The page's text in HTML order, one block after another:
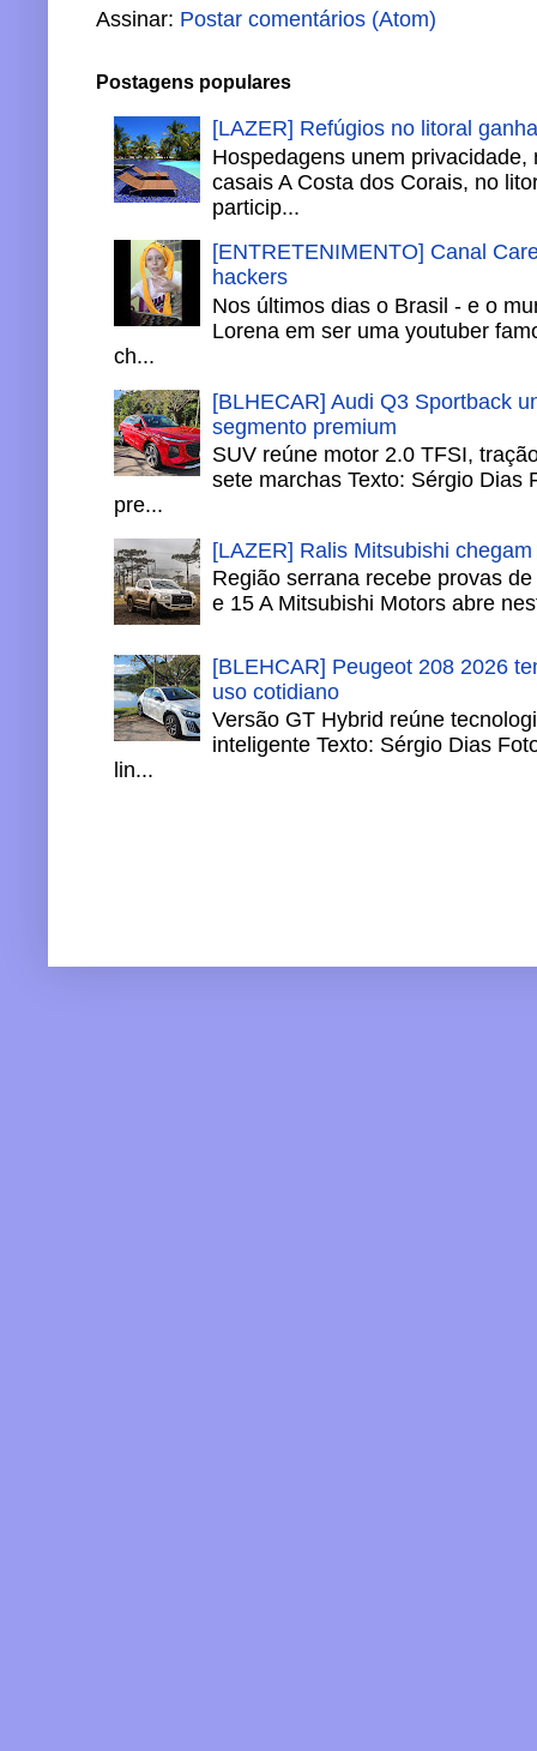
Assinar: Postar comentários (Atom)
Postagens populares
[LAZER] Refúgios no litoral
Hospedagens unem
casais A Costa dos Corais, no
particip...
[ENTRETENIMENTO] Canal
hackers
Nos últimos dias o Brasil - e o
Lorena em ser uma youtuber
ch...
[BLHECAR] Audi Q3 Sportback
segmento premium
SUV reúne motor 2.0 TFSI,
sete marchas Texto: Sérgio Dias
pre...
[LAZER] Ralis Mitsubishi
Região serrana recebe provas
e 15 A Mitsubishi Motors abre
[BLEHCAR] Peugeot 208 2026
uso cotidiano
Versão GT Hybrid reúne
inteligente Texto: Sérgio Dias
lin...